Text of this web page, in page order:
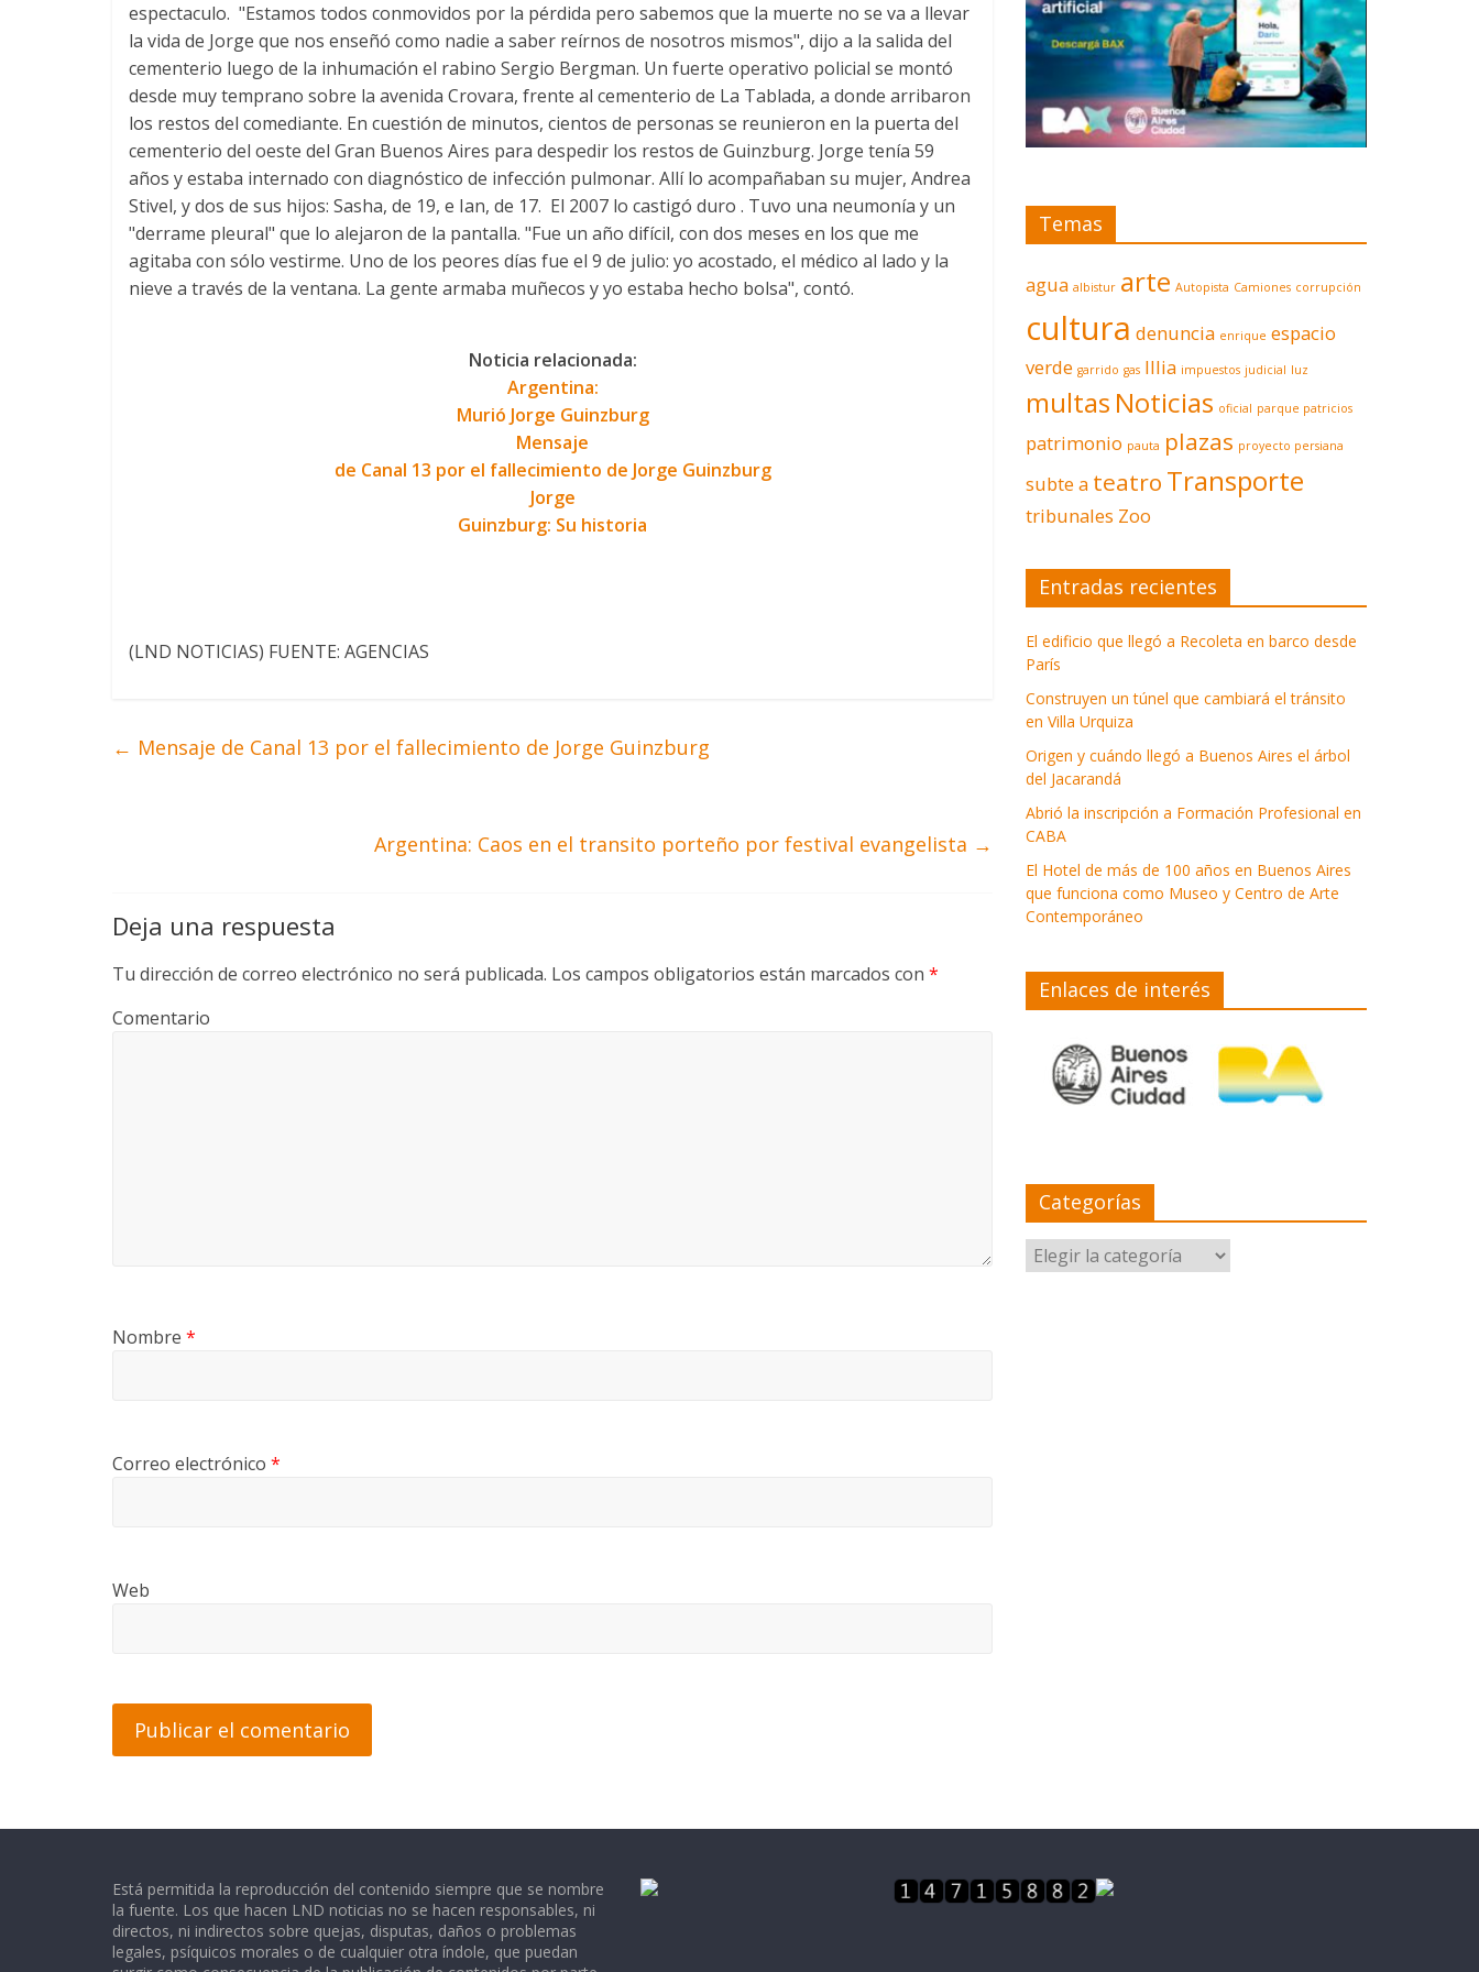
espectaculo. "Estamos todos conmovidos por la pérdida pero sabemos que la muerte no se va a llevar
la vida de Jorge que nos enseñó como nadie a saber reírnos de nosotros mismos", dijo a la salida del
cementerio luego de la inhumación el rabino Sergio Bergman. Un fuerte operativo policial se montó
desde muy temprano sobre la avenida Crovara, frente al cementerio de La Tablada, a donde arribaron
los restos del comediante. En cuestión de minutos, cientos de personas se reunieron en la puerta del
cementerio del oeste del Gran Buenos Aires para despedir los restos de Guinzburg. Jorge tenía 59
años y estaba internado con diagnóstico de infección pulmonar. Allí lo acompañaban su mujer, Andrea
Stivel, y dos de sus hijos: Sasha, de 19, e Ian, de 17. El 2007 lo castigó duro . Tuvo una neumonía y un
"derrame pleural" que lo alejaron de la pantalla. "Fue un año difícil, con dos meses en los que me
agitaba con sólo vestirme. Uno de los peores días fue el 9 de julio: yo acostado, el médico al lado y la
nieve a través de la ventana. La gente armaba muñecos y yo estaba hecho bolsa", contó.
Noticia relacionada:
Argentina:
Murió Jorge Guinzburg
Mensaje
de Canal 13 por el fallecimiento de Jorge Guinzburg
Jorge
Guinzburg: Su historia
(LND NOTICIAS) FUENTE: AGENCIAS
← Mensaje de Canal 13 por el fallecimiento de Jorge Guinzburg
Argentina: Caos en el transito porteño por festival evangelista →
Deja una respuesta
Tu dirección de correo electrónico no será publicada. Los campos obligatorios están marcados con *
Comentario
Nombre *
Correo electrónico *
Web
Temas
agua albistur arte Autopista Camiones corrupción
cultura denuncia enrique espacio
verde garrido gas Illia impuestos judicial luz
multas Noticias oficial parque patricios
patrimonio pauta plazas proyecto persiana
subte a teatro Transporte
tribunales Zoo
Entradas recientes
El edificio que llegó a Recoleta en barco desde
París
Construyen un túnel que cambiará el tránsito
en Villa Urquiza
Origen y cuándo llegó a Buenos Aires el árbol
del Jacarandá
Abrió la inscripción a Formación Profesional en
CABA
El Hotel de más de 100 años en Buenos Aires
que funciona como Museo y Centro de Arte
Contemporáneo
Enlaces de interés
Categorías
Categorías
Está permitida la reproducción del contenido siempre que se nombre
la fuente. Los que hacen LND noticias no se hacen responsables, ni
directos, ni indirectos sobre quejas, disputas, daños o problemas
legales, psíquicos morales o de cualquier otra índole, que puedan